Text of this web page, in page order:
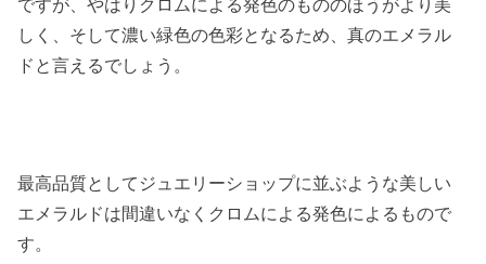
ですが、やはりクロムによる発色のもののほうがより美
しく、そして濃い緑色の色彩となるため、真のエメラル
ドと言えるでしょう。
最高品質としてジュエリーショップに並ぶような美しい
エメラルドは間違いなくクロムによる発色によるもので
す。